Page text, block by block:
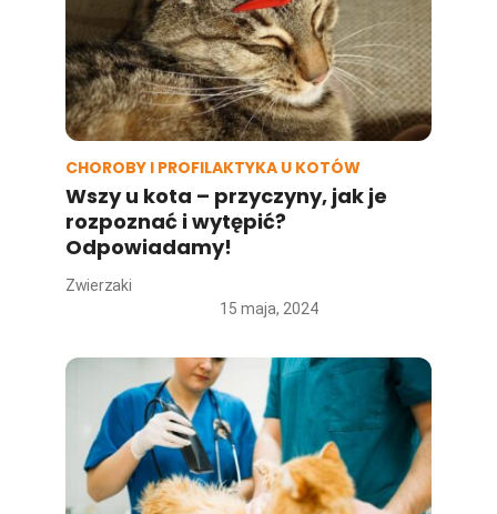
CHOROBY I PROFILAKTYKA U KOTÓW
Wszy u kota – przyczyny, jak je
rozpoznać i wytępić?
Odpowiadamy!
Zwierzaki
15 maja, 2024